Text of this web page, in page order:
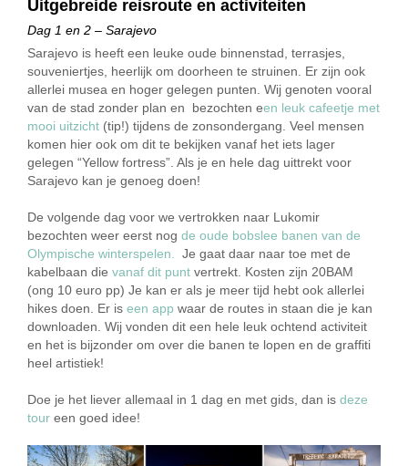
Uitgebreide reisroute en activiteiten
Dag 1 en 2 – Sarajevo
Sarajevo is heeft een leuke oude binnenstad, terrasjes,
souveniertjes, heerlijk om doorheen te struinen. Er zijn ook
allerlei musea en hoger gelegen punten. Wij genoten vooral
van de stad zonder plan en bezochten een leuk cafeetje met
mooi uitzicht (tip!) tijdens de zonsondergang. Veel mensen
komen hier ook om dit te bekijken vanaf het iets lager
gelegen “Yellow fortress”. Als je en hele dag uittrekt voor
Sarajevo kan je genoeg doen!
De volgende dag voor we vertrokken naar Lukomir
bezochten weer eerst nog de oude bobslee banen van de
Olympische winterspelen.
Je gaat daar naar toe met de
kabelbaan die vanaf dit punt vertrekt. Kosten zijn 20BAM
(ong 10 euro pp) Je kan er als je meer tijd hebt ook allerlei
hikes doen. Er is een app waar de routes in staan die je kan
downloaden. Wij vonden dit een hele leuk ochtend activiteit
en het is bijzonder om over die banen te lopen en de graffiti
heel artistiek!
Doe je het liever allemaal in 1 dag en met gids, dan is deze
tour een goed idee!